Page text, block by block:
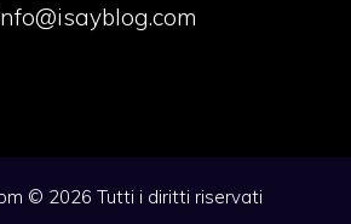
© 2026 Tutti i diritti riservati